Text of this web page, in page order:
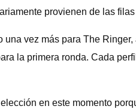
provienen de las
una vez más para The
la primera ronda. Cada
en este momento